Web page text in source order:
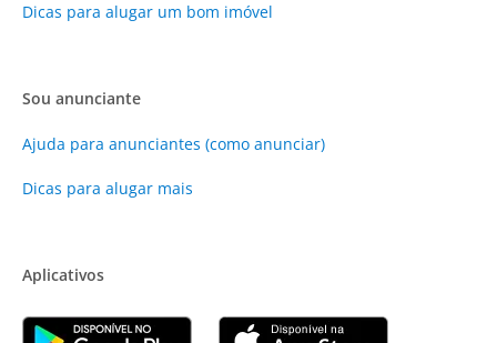
Dicas para alugar um bom imóvel
Sou anunciante
Ajuda para anunciantes (como anunciar)
Dicas para alugar mais
Aplicativos